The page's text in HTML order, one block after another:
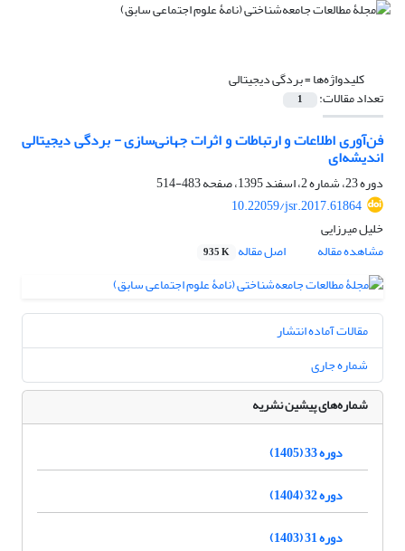
کلیدواژه‌ها =بردگی دیجیتالی
تعداد مقالات: 1
فن‌آوری اطلاعات و ارتباطات و اثرات جهانی‌سازی - بردگی دیجیتالی
اندیشه‌ای
دوره 23، شماره 2، اسفند 1395، صفحه
483-514
10.22059/jsr.2017.61864
خلیل میرزایی
مشاهده مقاله
اصل مقاله 935 K
مقالات آماده انتشار
شماره جاری
شماره‌های پیشین نشریه
دوره 33 (1405)
دوره 32 (1404)
دوره 31 (1403)